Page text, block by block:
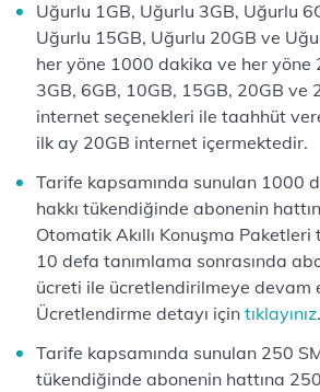
Uğurlu 1GB, Uğurlu 3GB, Uğurlu
Uğurlu 15GB, Uğurlu 20GB ve
her yöne 1000 dakika ve her yöne
3GB, 6GB, 10GB, 15GB, 20GB ve
internet seçenekleri ile taahhüt
ilk ay 20GB internet içermektedir.
Tarife kapsamında sunulan 1000
hakkı tükendiğinde abonenin
Otomatik Akıllı Konuşma Paketleri
10 defa tanımlama sonrasında
ücreti ile ücretlendirilmeye devam
Ücretlendirme detayı için tıklayınız.
Tarife kapsamında sunulan 250
tükendiğinde abonenin hattına